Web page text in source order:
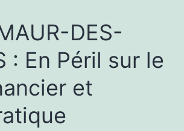
DES-
: En Péril sur le
et